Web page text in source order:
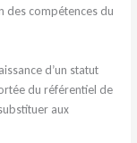
des compétences du
d’un statut
du référentiel de
aux